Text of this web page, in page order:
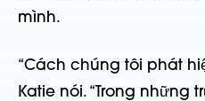
mình.
“Cách chúng tôi phát
Katie nói. “Trong những